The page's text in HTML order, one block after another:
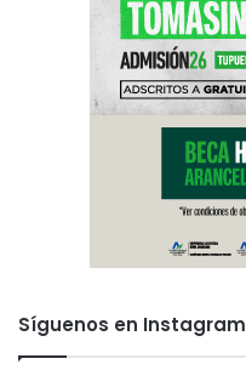
Síguenos en Instagram